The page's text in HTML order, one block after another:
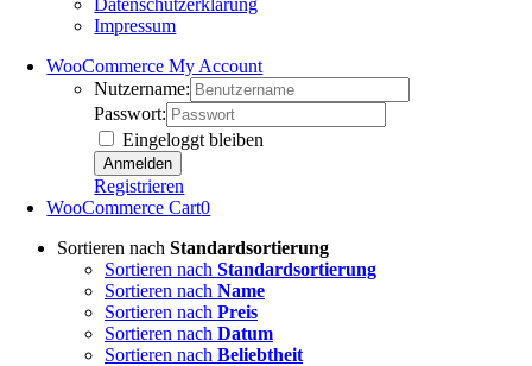
Datenschutzerklärung
Impressum
WooCommerce My Account
Nutzername:
Passwort:
Eingeloggt bleiben
Registrieren
WooCommerce Cart0
Sortieren nach Standardsortierung
Sortieren nach Standardsortierung
Sortieren nach Name
Sortieren nach Preis
Sortieren nach Datum
Sortieren nach Beliebtheit